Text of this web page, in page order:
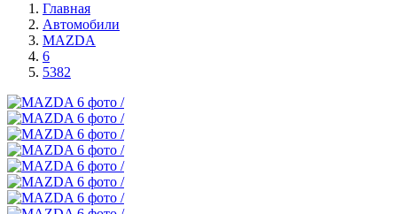
Главная
Автомобили
MAZDA
6
5382